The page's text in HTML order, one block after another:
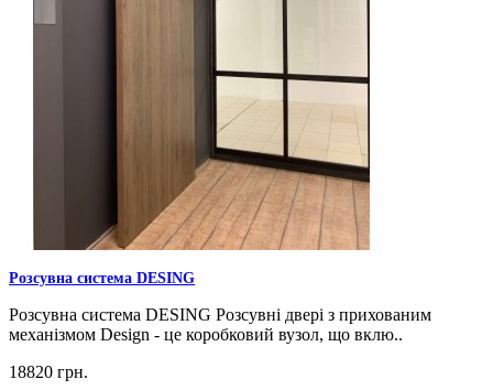
Розсувна система DESING
Розсувна система DESING Розсувні двері з прихованим
механізмом Design - це коробковий вузол, що вклю..
18820 грн.